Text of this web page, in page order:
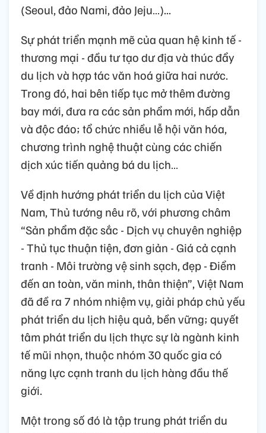
(Seoul, đảo Nami, đảo Jeju…)...
Sự phát triển mạnh mẽ của quan hệ kinh tế -
thương mại - đầu tư tạo dư địa và thúc đẩy
du lịch và hợp tác văn hoá giữa hai nước.
Trong đó, hai bên tiếp tục mở thêm đường
bay mới, đưa ra các sản phẩm mới, hấp dẫn
và độc đáo; tổ chức nhiều lễ hội văn hóa,
chương trình nghệ thuật cùng các chiến
dịch xúc tiến quảng bá du lịch…
Về định hướng phát triển du lịch của Việt
Nam, Thủ tướng nêu rõ, với phương châm
“Sản phẩm đặc sắc - Dịch vụ chuyên nghiệp
- Thủ tục thuận tiện, đơn giản - Giá cả cạnh
tranh - Môi trường vệ sinh sạch, đẹp - Điểm
đến an toàn, văn minh, thân thiện”, Việt Nam
đã đề ra 7 nhóm nhiệm vụ, giải pháp chủ yếu
phát triển du lịch hiệu quả, bền vững; quyết
tâm phát triển du lịch thực sự là ngành kinh
tế mũi nhọn, thuộc nhóm 30 quốc gia có
năng lực cạnh tranh du lịch hàng đầu thế
giới.
Một trong số đó là tập trung phát triển du